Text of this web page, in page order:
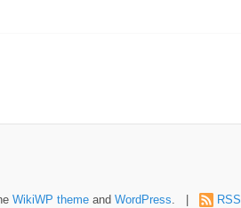
WikiWP theme and WordPress. | RSS